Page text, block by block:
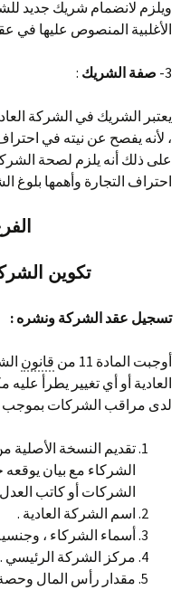
ويلزم لانضمام شريك جديد
الأغلبية المنصوص عليها في
3- صفة الشريك :
يعتبر الشريك في الشركة
، لأنه يفصح عن نيته في
على ذلك أنه يلزم لصحة
احتراف التجارة وأهمها
تكوين
تسجيل عقد الشركة ونشره :
أوجبت المادة 11 من قانون
العادية أو أي تغيير يطرأ
لدى مراقب الشركات بموجب
تقديم النسخة
الشركاء مع بيان
الشركات أو كاتب
اسم الشركة العادية .
أسماء الشركاء ،
مركز الشركة الرئيسي .
مقدار رأس المال